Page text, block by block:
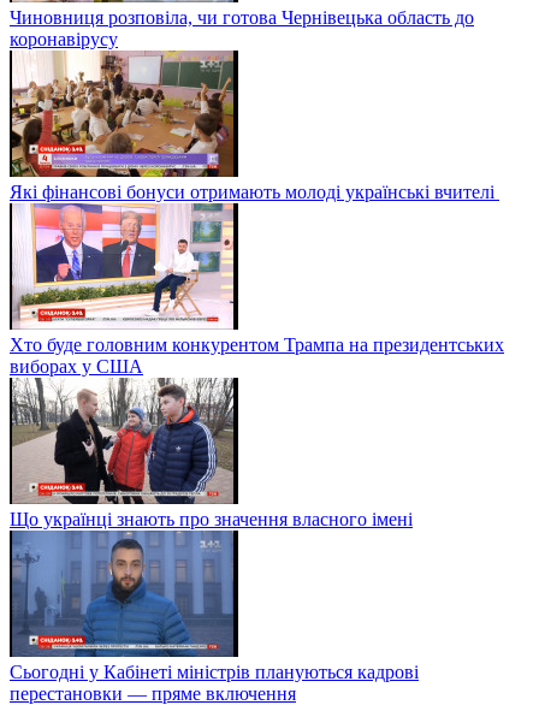
Чиновниця розповіла, чи готова Чернівецька область до
коронавірусу
Які фінансові бонуси отримають молоді українські вчителі
Хто буде головним конкурентом Трампа на президентських
виборах у США
Що українці знають про значення власного імені
Сьогодні у Кабінеті міністрів плануються кадрові
перестановки — пряме включення